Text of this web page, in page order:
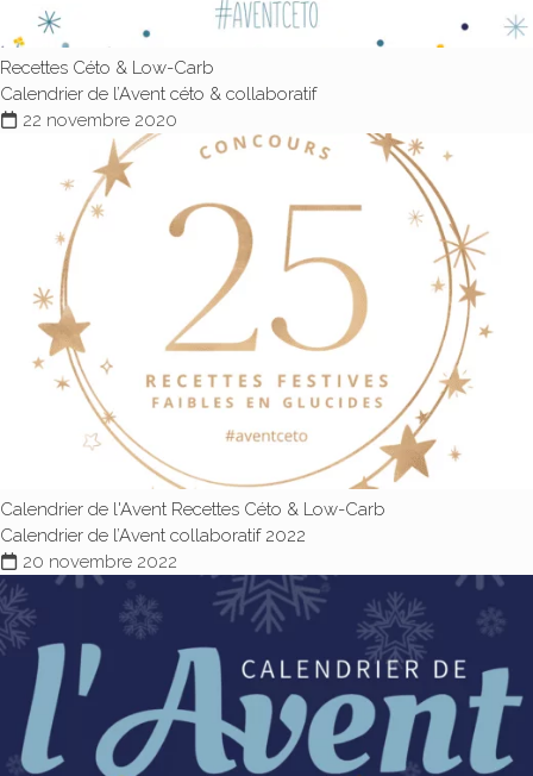
Recettes Céto & Low-Carb
Calendrier de l’Avent céto & collaboratif
22 novembre 2020
Calendrier de l'Avent Recettes Céto & Low-Carb
Calendrier de l’Avent collaboratif 2022
20 novembre 2022